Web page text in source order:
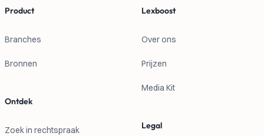
Product
Branches
Bronnen
Ontdek
Zoek in rechtspraak
Lexboost
Over ons
Prijzen
Media Kit
Legal